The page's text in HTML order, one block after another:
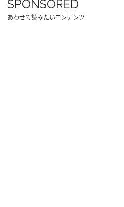
SPONSORED
あわせて読みたいコンテンツ